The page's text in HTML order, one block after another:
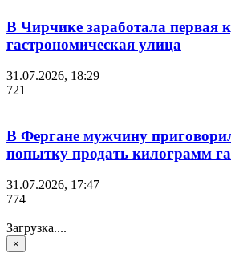
В Чирчике заработала первая
гастрономическая улица
31.07.2026, 18:29
721
В Фергане мужчину
попытку продать килограмм
31.07.2026, 17:47
774
Загрузка....
×